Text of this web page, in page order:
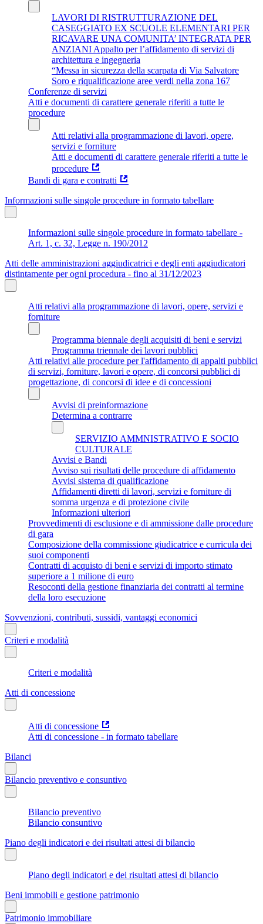
LAVORI DI RISTRUTTURAZIONE DEL
CASEGGIATO EX SCUOLE ELEMENTARI PER
RICAVARE UNA COMUNITA’ INTEGRATA PER
ANZIANI Appalto per l’affidamento di servizi di
architettura e ingegneria
“Messa in sicurezza della scarpata di Via Salvatore
Soro e riqualificazione aree verdi nella zona 167
Conferenze di servizi
Atti e documenti di carattere generale riferiti a tutte le
procedure
Atti relativi alla programmazione di lavori, opere,
servizi e forniture
Atti e documenti di carattere generale riferiti a tutte le
procedure
Bandi di gara e contratti
Informazioni sulle singole procedure in formato tabellare
Informazioni sulle singole procedure in formato tabellare -
Art. 1, c. 32, Legge n. 190/2012
Atti delle amministrazioni aggiudicatrici e degli enti aggiudicatori
distintamente per ogni procedura - fino al 31/12/2023
Atti relativi alla programmazione di lavori, opere, servizi e
forniture
Programma biennale degli acquisiti di beni e servizi
Programma triennale dei lavori pubblici
Atti relativi alle procedure per l'affidamento di appalti pubblici
di servizi, forniture, lavori e opere, di concorsi pubblici di
progettazione, di concorsi di idee e di concessioni
Avvisi di preinformazione
Determina a contrarre
SERVIZIO AMMNISTRATIVO E SOCIO
CULTURALE
Avvisi e Bandi
Avviso sui risultati delle procedure di affidamento
Avvisi sistema di qualificazione
Affidamenti diretti di lavori, servizi e forniture di
somma urgenza e di protezione civile
Informazioni ulteriori
Provvedimenti di esclusione e di ammissione dalle procedure
di gara
Composizione della commissione giudicatrice e curricula dei
suoi componenti
Contratti di acquisto di beni e servizi di importo stimato
superiore a 1 milione di euro
Resoconti della gestione finanziaria dei contratti al termine
della loro esecuzione
Sovvenzioni, contributi, sussidi, vantaggi economici
Criteri e modalità
Criteri e modalità
Atti di concessione
Atti di concessione
Atti di concessione - in formato tabellare
Bilanci
Bilancio preventivo e consuntivo
Bilancio preventivo
Bilancio consuntivo
Piano degli indicatori e dei risultati attesi di bilancio
Piano degli indicatori e dei risultati attesi di bilancio
Beni immobili e gestione patrimonio
Patrimonio immobiliare